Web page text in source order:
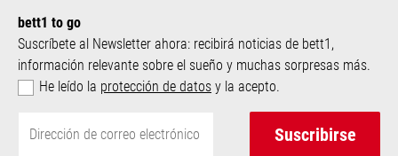
bett1 to go
Suscríbete al Newsletter ahora: recibirá noticias de bett1,
información relevante sobre el sueño y muchas sorpresas más.
He leído la protección de datos y la acepto.
Suscribirse